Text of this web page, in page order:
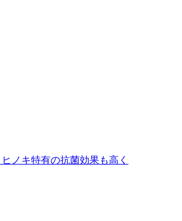
ノキ特有の抗菌効果も高く